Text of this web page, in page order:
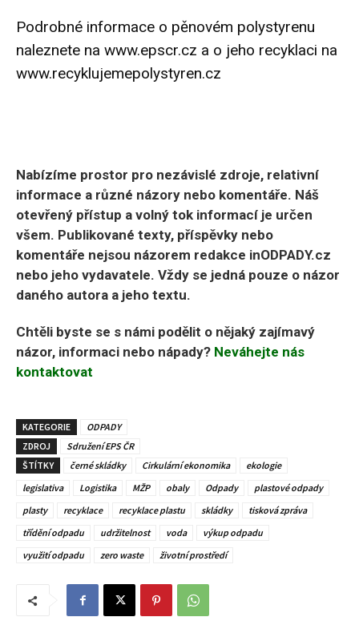
Podrobné informace o pěnovém polystyrenu
naleznete na www.epscr.cz a o jeho recyklaci na
www.recyklujemepolystyren.cz
Nabízíme prostor pro nezávislé zdroje, relativní
informace a různé názory nebo komentáře. Náš
otevřený přístup a volný tok informací je určen
všem. Publikované texty, příspěvky nebo
komentáře nejsou názorem redakce inODPADY.cz
nebo jeho vydavatele. Vždy se jedná pouze o názor
daného autora a jeho textu.
Chtěli byste se s námi podělit o nějaký zajímavý
názor, informaci nebo nápady? Neváhejte nás
kontaktovat
KATEGORIE
ODPADY
ZDROJ
Sdružení EPS ČR
ŠTÍTKY
černé skládky Cirkulární ekonomika
ekologie
legislativa
Logistika MŽP obaly Odpady
plastové odpady
plasty
recyklace recyklace plastu skládky
tisková zpráva
třídění odpadu
udržitelnost voda
výkup odpadu
využití odpadu
zero waste životní prostředí